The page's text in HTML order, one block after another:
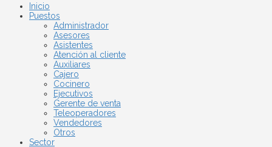
Inicio
Puestos
Administrador
Asesores
Asistentes
Atención al cliente
Auxiliares
Cajero
Cocinero
Ejecutivos
Gerente de venta
Teleoperadores
Vendedores
Otros
Sector